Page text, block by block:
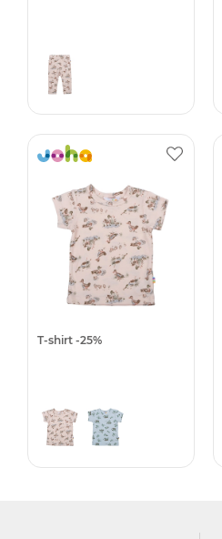
T-shirt -25%